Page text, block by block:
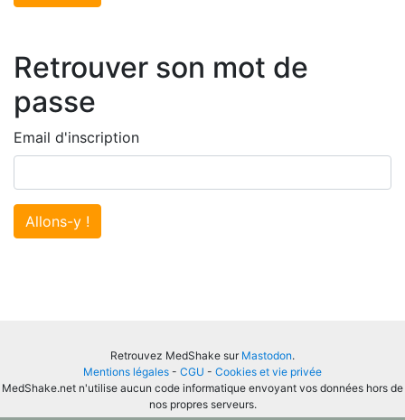
Retrouver son mot de
passe
Email d'inscription
Allons-y !
Retrouvez MedShake sur Mastodon.
Mentions légales - CGU - Cookies et vie privée
MedShake.net n'utilise aucun code informatique envoyant vos données hors de
nos propres serveurs.